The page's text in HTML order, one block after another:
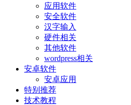
应用软件
安全软件
汉字输入
硬件相关
其他软件
wordpress相关
安卓软件
安卓应用
特别推荐
技术教程